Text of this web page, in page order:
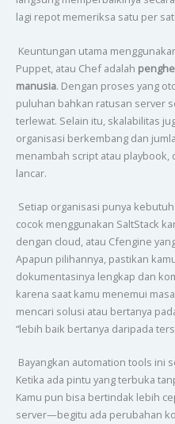
lagi repot memeriksa satu per
Keuntungan utama
Puppet, atau Chef adalah
manusia. Dengan proses yang
puluhan bahkan ratusan server
terlewat. Selain itu, skalabilitas
organisasi berkembang dan
menambah script atau playbook,
lancar.
Setiap organisasi punya
cocok menggunakan SaltStack
dengan cloud, atau Cfengine
Apapun pilihannya, pastikan
dokumentasinya lengkap dan
karena saat kamu menemui
mencari solusi atau bertanya
“lebih baik bertanya daripada
Bayangkan automation tools ini
Ketika ada pintu yang terbuka
Kamu pun bisa bertindak lebih
server—begitu ada perubahan